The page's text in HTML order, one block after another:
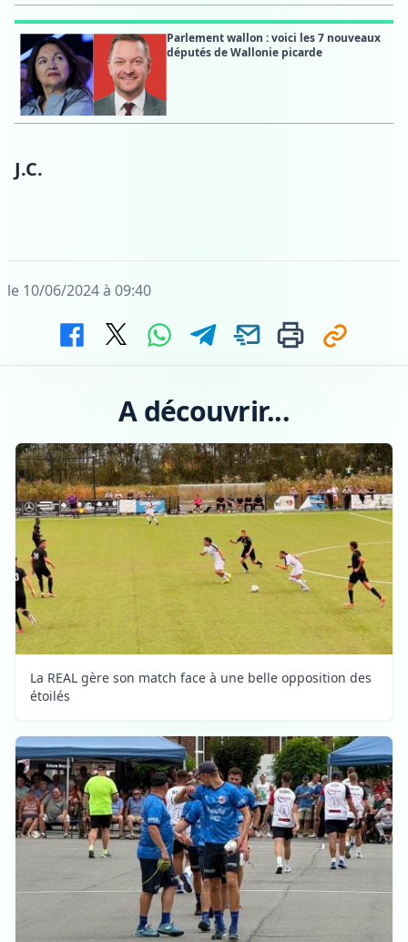
Parlement wallon : voici les 7 nouveaux
députés de Wallonie picarde
J.C.
le 10/06/2024 à 09:40
A découvrir...
La REAL gère son match face à une belle opposition des
étoilés